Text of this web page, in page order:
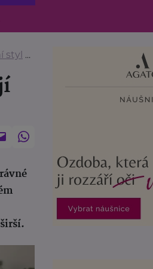
styl Jak omega-3 mastné